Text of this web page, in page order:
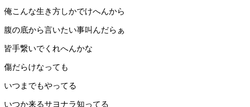
俺こんな生き方しかでけへんから
腹の底から言いたい事叫んだらぁ
皆手繋いでくれへんかな
傷だらけなっても
いつまでもやってる
いつか来るサヨナラ知ってる